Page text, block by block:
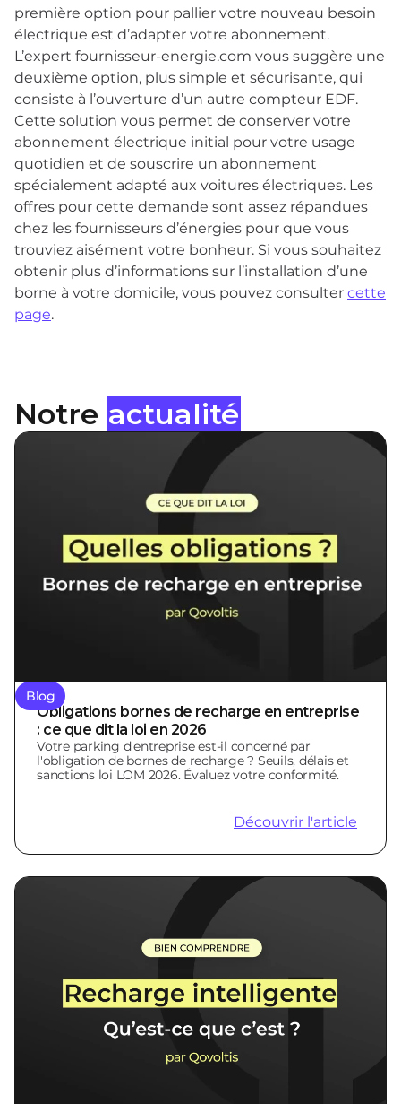
première option pour pallier votre nouveau besoin
électrique est d’adapter votre abonnement.
L’expert fournisseur-energie.com vous suggère une
deuxième option, plus simple et sécurisante, qui
consiste à l’ouverture d’un autre compteur EDF.
Cette solution vous permet de conserver votre
abonnement électrique initial pour votre usage
quotidien et de souscrire un abonnement
spécialement adapté aux voitures électriques. Les
offres pour cette demande sont assez répandues
chez les fournisseurs d’énergies pour que vous
trouviez aisément votre bonheur. Si vous souhaitez
obtenir plus d’informations sur l’installation d’une
borne à votre domicile, vous pouvez consulter cette
page.
Notre actualité
Blog
Obligations bornes de recharge en entreprise
: ce que dit la loi en 2026
Votre parking d'entreprise est-il concerné par
l'obligation de bornes de recharge ? Seuils, délais et
sanctions loi LOM 2026. Évaluez votre conformité.
Découvrir l'article